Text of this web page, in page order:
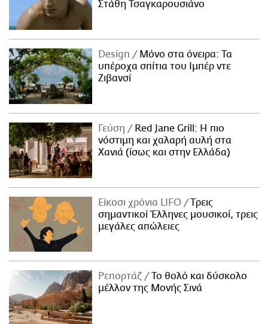
Στάθη Τσαγκαρουσιάνο
Design
Μόνο στα όνειρα: Τα
υπέροχα σπίτια του Ιμπέρ ντε
Ζιβανσί
Γεύση
Red Jane Grill: Η πιο
νόστιμη και χαλαρή αυλή στα
Χανιά (ίσως και στην Ελλάδα)
Είκοσι χρόνια LIFO
Tρεις
σημαντικοί Έλληνες μουσικοί, τρεις
μεγάλες απώλειες
Ρεπορτάζ
Το θολό και δύσκολο
μέλλον της Μονής Σινά